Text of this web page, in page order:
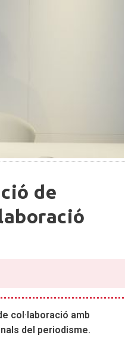
de
col·laboració amb
del periodisme.